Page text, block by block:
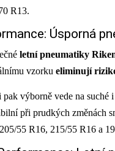
R13.
Úsporná
letní pneumatiky
vzorku eliminují
pak výborně vede na suché
při prudkých změnách
55 R16, 215/55 R16 a